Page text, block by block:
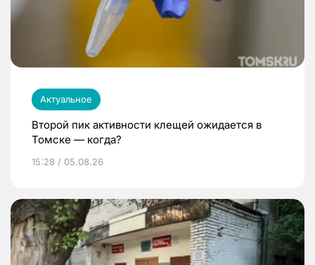
Актуальное
Второй пик активности клещей ожидается в
Томске — когда?
15:28 / 05.08.26